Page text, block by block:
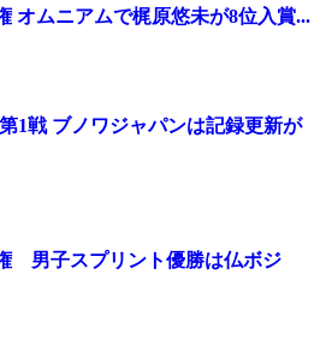
オムニアムで梶原悠未が8位入賞...
1戦 ブノワジャパンは記録更新が
男子スプリント優勝は仏ボジ